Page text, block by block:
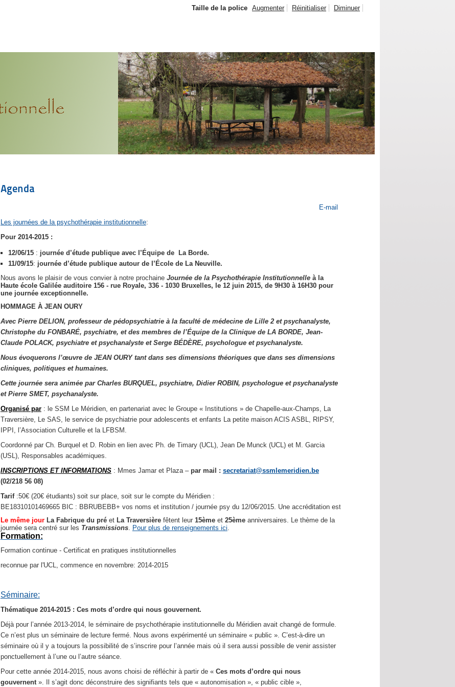
Taille de la police Augmenter Réinitialiser Diminuer
Agenda
E-mail
Les journées de la psychothérapie institutionnelle:
Pour 2014-2015 :
12/06/15: journée d’étude publique avec l’Équipe de La Borde.
11/09/15: journée d’étude publique autour de l’École de La Neuville.
Nous avons le plaisir de vous convier à notre prochaine Journée de la Psychothérapie Institutionnelleà la
Haute école Galilée​ ​auditoire 156​ ​- rue Royale, 336 - 1030 Bruxelles, le 12 juin 2015, de 9H30 à 16H30 pour
une journée exceptionnelle.
HOMMAGE À JEAN OURY
Avec Pierre DELION, professeur de pédopsychiatrie à la faculté de médecine de Lille 2 et psychanalyste,
Christophe du FONBARÉ, psychiatre, et des membres de l’Équipe de la Clinique de LA BORDE, Jean-
Claude POLACK, psychiatre et psychanalyste et Serge BÉDÈRE, psychologue et psychanalyste.
Nous évoquerons l’œuvre de JEAN OURY tant dans ses dimensions théoriques que dans ses dimensions
cliniques, politiques et humaines.
Cette journée sera animée par Charles BURQUEL, psychiatre, Didier ROBIN, psychologue et psychanalyste
et Pierre SMET, psychanalyste.
Organisé par: le SSM Le Méridien, en partenariat avec le Groupe « Institutions » de Chapelle-aux-Champs, La
Traversière, Le SAS, le service de psychiatrie pour adolescents et enfants La petite maison ACIS ASBL, RIPSY,
IPPI, l’Association Culturelle et la LFBSM.
Coordonné par Ch. Burquel et D. Robin en lien avec Ph. de Timary (UCL), Jean De Munck (UCL) et M. Garcia
(USL), Responsables académiques.
INSCRIPTIONS ET INFORMATIONS: Mmes Jamar et Plaza – par mail : secretariat@ssmlemeridien.be
(02/218 56 08)
Tarif:50€ (20€ étudiants) soit sur place, soit sur le compte du Méridien :
BE18310101469665 BIC : BBRUBEBB+ vos noms et institution / journée psy du 12/06/2015. Une accréditation est demandée.
Le même jour La Fabrique du préet La Traversièrefêtent leur 15èmeet 25èmeanniversaires. Le thème de la
journée sera centré sur les Transmissions. Pour plus de renseignements ici.
Formation:
Formation continue - Certificat en pratiques institutionnelles
reconnue par l'UCL, commence en novembre: 2014-2015
Séminaire:
Thématique 2014-2015 : Ces mots d’ordre qui nous gouvernent.
Déjà pour l’année 2013-2014, le séminaire de psychothérapie institutionnelle du Méridien avait changé de formule.
Ce n’est plus un séminaire de lecture fermé. Nous avons expérimenté un séminaire « public ». C’est-à-dire un
séminaire où il y a toujours la possibilité de s’inscrire pour l’année mais où il sera aussi possible de venir assister
ponctuellement à l’une ou l’autre séance.
Pour cette année 2014-2015, nous avons choisi de réfléchir à partir de «Ces mots d’ordre qui nous
gouvernent ». Il s’agit donc déconstruire des signifiants tels que « autonomisation », « public cible »,